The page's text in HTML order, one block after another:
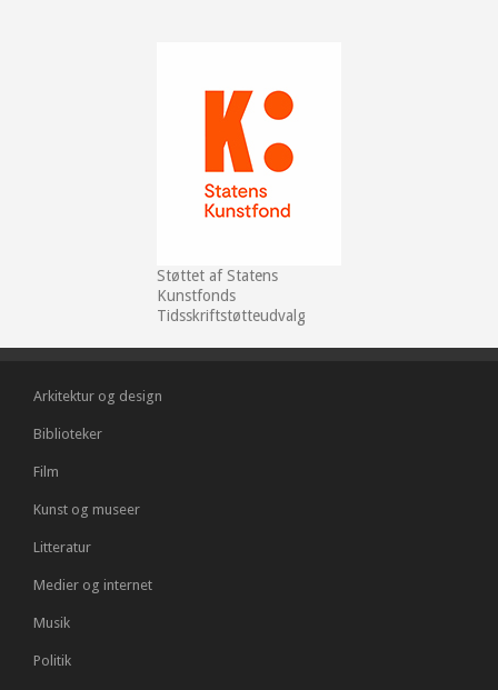
Støttet af Statens
Kunstfonds
Tidsskriftstøtteudvalg
Arkitektur og design
Biblioteker
Film
Kunst og museer
Litteratur
Medier og internet
Musik
Politik